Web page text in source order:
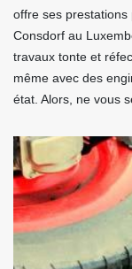
offre ses
Consdorf au
travaux tonte et
même avec des
état. Alors, ne vous